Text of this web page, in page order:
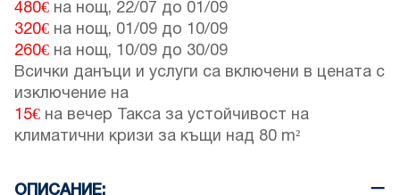
480€ на нощ, 22/07 до 01/09
320€ на нощ, 01/09 до 10/09
260€ на нощ, 10/09 до 30/09
Всички данъци и услуги са включени в цената с
изключение на
15€ на вечер Такса за устойчивост на
климатични кризи за къщи над 80 m²
ОПИСАНИЕ: